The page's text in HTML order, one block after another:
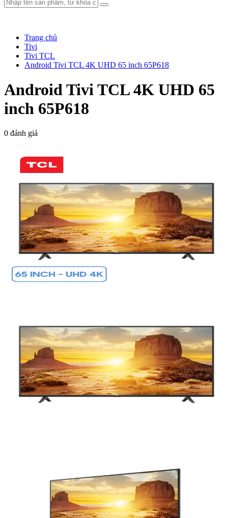
Trang chủ
Tivi
Tivi TCL
Android Tivi TCL 4K UHD 65 inch 65P618
Android Tivi TCL 4K UHD 65
inch 65P618
0 đánh giá